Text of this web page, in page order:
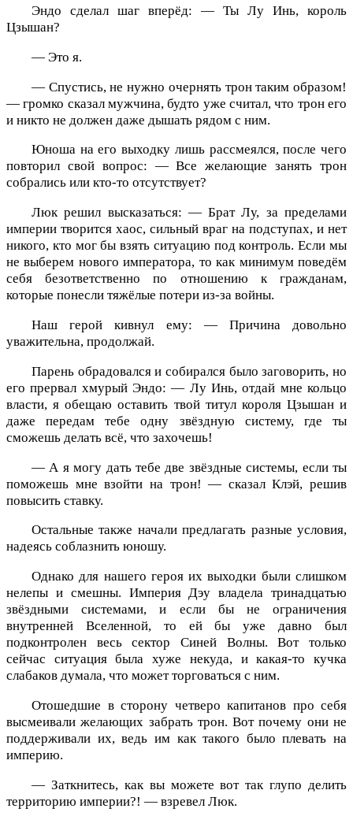
Эндо сделал шаг вперёд: — Ты Лу Инь, король
Цзышан?
— Это я.
— Спустись, не нужно очернять трон таким образом!
— громко сказал мужчина, будто уже считал, что трон его
и никто не должен даже дышать рядом с ним.
Юноша на его выходку лишь рассмеялся, после чего
повторил свой вопрос: — Все желающие занять трон
собрались или кто-то отсутствует?
Люк решил высказаться: — Брат Лу, за пределами
империи творится хаос, сильный враг на подступах, и нет
никого, кто мог бы взять ситуацию под контроль. Если мы
не выберем нового императора, то как минимум поведём
себя безответственно по отношению к гражданам,
которые понесли тяжёлые потери из-за войны.
Наш герой кивнул ему: — Причина довольно
уважительна, продолжай.
Парень обрадовался и собирался было заговорить, но
его прервал хмурый Эндо: — Лу Инь, отдай мне кольцо
власти, я обещаю оставить твой титул короля Цзышан и
даже передам тебе одну звёздную систему, где ты
сможешь делать всё, что захочешь!
— А я могу дать тебе две звёздные системы, если ты
поможешь мне взойти на трон! — сказал Клэй, решив
повысить ставку.
Остальные также начали предлагать разные условия,
надеясь соблазнить юношу.
Однако для нашего героя их выходки были слишком
нелепы и смешны. Империя Дэу владела тринадцатью
звёздными системами, и если бы не ограничения
внутренней Вселенной, то ей бы уже давно был
подконтролен весь сектор Синей Волны. Вот только
сейчас ситуация была хуже некуда, и какая-то кучка
слабаков думала, что может торговаться с ним.
Отошедшие в сторону четверо капитанов про себя
высмеивали желающих забрать трон. Вот почему они не
поддерживали их, ведь им как такого было плевать на
империю.
— Заткнитесь, как вы можете вот так глупо делить
территорию империи?! — взревел Люк.